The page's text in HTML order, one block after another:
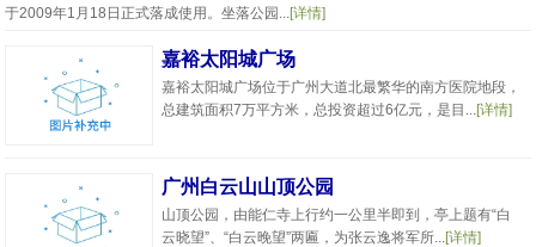
于2009年1月18日正式落成使用。坐落公园...[详情]
嘉裕太阳城广场
嘉裕太阳城广场位于广州大道北最繁华的南方医院地段，
总建筑面积7万平方米，总投资超过6亿元，是目...[详情]
广州白云山山顶公园
山顶公园，由能仁寺上行约一公里半即到，亭上题有“白
云晓望”、“白云晚望”两匾，为张云逸将军所...[详情]